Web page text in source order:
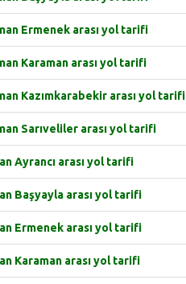
Ermenek arası yol tarifi
Karaman arası yol tarifi
Kazımkarabekir arası yol tarifi
Sarıveliler arası yol tarifi
Ayrancı arası yol tarifi
Başyayla arası yol tarifi
Ermenek arası yol tarifi
Karaman arası yol tarifi